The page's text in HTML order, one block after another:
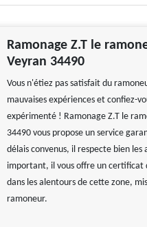
Ramonage Z.T le
Veyran 34490
Vous n'étiez pas satisfait du
mauvaises expériences et confiez-
expérimenté ! Ramonage Z.T le
34490 vous propose un service
délais convenus, il respecte bien les
important, il vous offre un certificat
dans les alentours de cette zone,
ramoneur.